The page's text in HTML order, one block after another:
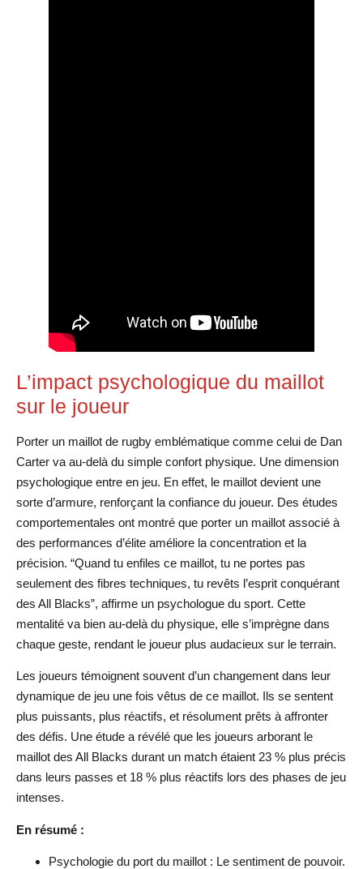
L’impact psychologique du maillot
sur le joueur
Porter un maillot de rugby emblématique comme celui de Dan
Carter va au-delà du simple confort physique. Une dimension
psychologique entre en jeu. En effet, le maillot devient une
sorte d’armure, renforçant la confiance du joueur. Des études
comportementales ont montré que porter un maillot associé à
des performances d’élite améliore la concentration et la
précision. “Quand tu enfiles ce maillot, tu ne portes pas
seulement des fibres techniques, tu revêts l’esprit conquérant
des All Blacks”, affirme un psychologue du sport. Cette
mentalité va bien au-delà du physique, elle s’imprègne dans
chaque geste, rendant le joueur plus audacieux sur le terrain.
Les joueurs témoignent souvent d’un changement dans leur
dynamique de jeu une fois vêtus de ce maillot. Ils se sentent
plus puissants, plus réactifs, et résolument prêts à affronter
des défis. Une étude a révélé que les joueurs arborant le
maillot des All Blacks durant un match étaient 23 % plus précis
dans leurs passes et 18 % plus réactifs lors des phases de jeu
intenses.
En résumé :
Psychologie du port du maillot : Le sentiment de pouvoir.